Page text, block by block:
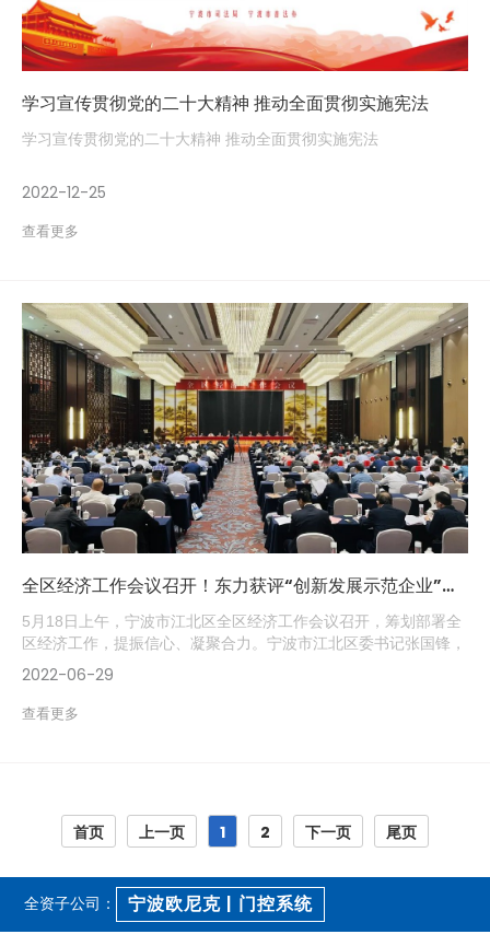
学习宣传贯彻党的二十大精神 推动全面贯彻实施宪法
学习宣传贯彻党的二十大精神 推动全面贯彻实施宪法
2022-12-25
查看更多
全区经济工作会议召开！东力获评“创新发展示范企业”等多项荣誉！
5月18日上午，宁波市江北区全区经济工作会议召开，筹划部署全
区经济工作，提振信心、凝聚合力。宁波市江北区委书记张国锋，
区有关部门负责人，街道负责人及企业家代表出席会议。东力集
理，东力传动总经理宋和涛参加会议并领奖。
2022-06-29
查看更多
首页 上一页 1 2 下一页 尾页
全资子公司： 宁波欧尼克 | 门控系统